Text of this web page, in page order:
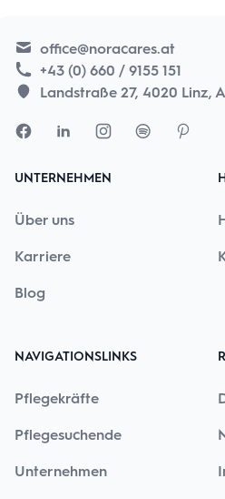
office@noracares.at
+43 (0) 660 / 9155 151
Landstraße 27, 4020 Linz,
UNTERNEHMEN
Über uns
Karriere
Blog
NAVIGATIONSLINKS
Pflegekräfte
Pflegesuchende
Unternehmen